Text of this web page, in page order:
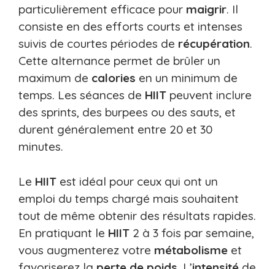
particulièrement efficace pour maigrir. Il
consiste en des efforts courts et intenses
suivis de courtes périodes de récupération.
Cette alternance permet de brûler un
maximum de calories en un minimum de
temps. Les séances de HIIT peuvent inclure
des sprints, des burpees ou des sauts, et
durent généralement entre 20 et 30
minutes.
Le HIIT est idéal pour ceux qui ont un
emploi du temps chargé mais souhaitent
tout de même obtenir des résultats rapides.
En pratiquant le HIIT 2 à 3 fois par semaine,
vous augmenterez votre métabolisme et